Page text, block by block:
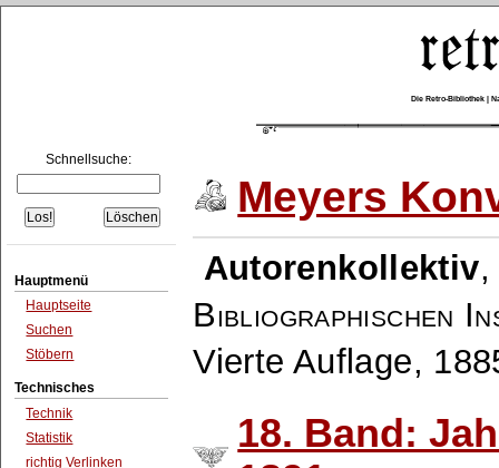
Die Retro-Bibliothek |
Schnellsuche:
Hauptmenü
Hauptseite
Suchen
Stöbern
Technisches
Technik
Statistik
richtig Verlinken
Meyers
Autorenkollektiv
Bibliographischen
Vierte Auflage,
18. Band: